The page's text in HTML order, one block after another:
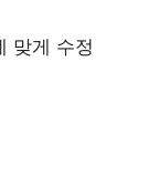
맞게 수정